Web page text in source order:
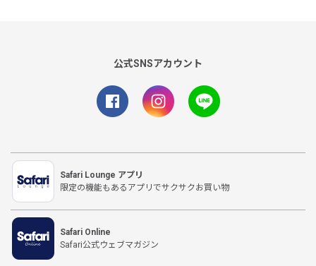
公式SNSアカウント
Safari Lounge アプリ
限定の機能もあるアプリでサクサクお買い物
Safari Online
Safari公式ウェブマガジン